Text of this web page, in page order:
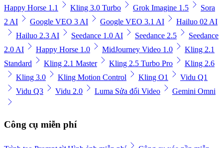
Happy Horse 1.1
Kling 3.0 Turbo Grok Imagine 1.5
Sora
2 AI
Google VEO 3 AI Google VEO 3.1 AI
Hailuo 02 AI
Hailuo 2.3 AI
Seedance 1.0 AI Seedance 2.5
Seedance
2.0 AI
Happy Horse 1.0 MidJourney Video 1.0
Kling 2.1
Standard
Kling 2.1 Master Kling 2.5 Turbo Pro
Kling 2.6
Kling 3.0
Kling Motion Control Kling O1
Vidu Q1
Vidu Q3
Vidu 2.0 Luma Sửa đổi Video Gemini Omni
Công cụ miễn phí